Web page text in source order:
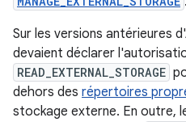
Sur les versions antérieures
devaient déclarer
READ_EXTERNAL_STORAGE
dehors des répertoires
stockage externe. En outre,